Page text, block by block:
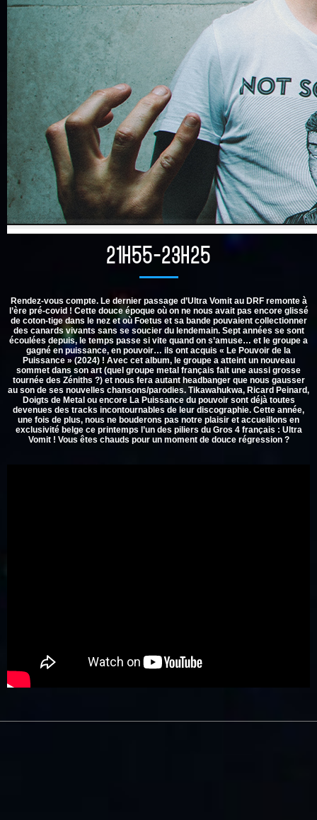
21H55-23H25
Rendez-vous compte. Le dernier passage d’Ultra Vomit au DRF remonte à
l’ère pré-covid ! Cette douce époque où on ne nous avait pas encore glissé
de coton-tige dans le nez et où Foetus et sa bande pouvaient collectionner
des canards vivants sans se soucier du lendemain. Sept années se sont
écoulées depuis, le temps passe si vite quand on s’amuse… et le groupe a
gagné en puissance, en pouvoir… ils ont acquis « Le Pouvoir de la
Puissance » (2024) ! Avec cet album, le groupe a atteint un nouveau
sommet dans son art (quel groupe metal français fait une aussi grosse
tournée des Zéniths ?) et nous fera autant headbanger que nous gausser
au son de ses nouvelles chansons/parodies. Tikawahukwa, Ricard Peinard,
Doigts de Metal ou encore La Puissance du pouvoir sont déjà toutes
devenues des tracks incontournables de leur discographie. Cette année,
une fois de plus, nous ne bouderons pas notre plaisir et accueillons en
exclusivité belge ce printemps l’un des piliers du Gros 4 français : Ultra
Vomit ! Vous êtes chauds pour un moment de douce régression ?